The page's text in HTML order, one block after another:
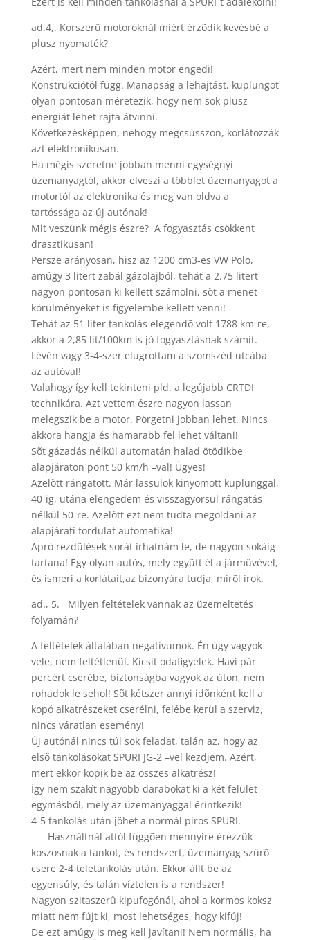
ad.4,. Korszerû motoroknál miért érzõdik kevésbé a
plusz nyomaték?
Azért, mert nem minden motor engedi!
Konstrukciótól függ. Manapság a lehajtást, kuplungot
olyan pontosan méretezik, hogy nem sok plusz
energiát lehet rajta átvinni.
Következésképpen, nehogy megcsússzon, korlátozzák
azt elektronikusan.
Ha mégis szeretne jobban menni egységnyi
üzemanyagtól, akkor elveszi a többlet üzemanyagot a
motortól az elektronika és meg van oldva a
tartóssága az új autónak!
Mit veszünk mégis észre? A fogyasztás csökkent
drasztikusan!
Persze arányosan, hisz az 1200 cm3-es VW Polo,
amúgy 3 litert zabál gázolajból, tehát a 2.75 litert
nagyon pontosan ki kellett számolni, sõt a menet
körülményeket is figyelembe kellett venni!
Tehát az 51 liter tankolás elegendõ volt 1788 km-re,
akkor a 2,85 lit/100km is jó fogyasztásnak számít.
Lévén vagy 3-4-szer elugrottam a szomszéd utcába
az autóval!
Valahogy így kell tekinteni pld. a legújabb CRTDI
technikára. Azt vettem észre nagyon lassan
melegszik be a motor. Pörgetni jobban lehet. Nincs
akkora hangja és hamarabb fel lehet váltani!
Sõt gázadás nélkül automatán halad ötödikbe
alapjáraton pont 50 km/h –val! Ügyes!
Azelõtt rángatott. Már lassulok kinyomott kuplunggal,
40-ig, utána elengedem és visszagyorsul rángatás
nélkül 50-re. Azelõtt ezt nem tudta megoldani az
alapjárati fordulat automatika!
Apró rezdülések sorát írhatnám le, de nagyon sokáig
tartana! Egy olyan autós, mely együtt él a jármûvével,
és ismeri a korlátait,az bizonyára tudja, mirõl írok.
ad., 5. Milyen feltételek vannak az üzemeltetés
folyamán?
A feltételek általában negatívumok. Én úgy vagyok
vele, nem feltétlenül. Kicsit odafigyelek. Havi pár
percért cserébe, biztonságba vagyok az úton, nem
rohadok le sehol! Sõt kétszer annyi idõnként kell a
kopó alkatrészeket cserélni, felébe kerül a szerviz,
nincs váratlan esemény!
Új autónál nincs túl sok feladat, talán az, hogy az
elsõ tankolásokat SPURI JG-2 –vel kezdjem. Azért,
mert ekkor kopik be az összes alkatrész!
Így nem szakít nagyobb darabokat ki a két felület
egymásból, mely az üzemanyaggal érintkezik!
4-5 tankolás után jöhet a normál piros SPURI.
Használtnál attól függõen mennyire érezzük
koszosnak a tankot, és rendszert, üzemanyag szûrõ
csere 2-4 teletankolás után. Ekkor állt be az
egyensúly, és talán víztelen is a rendszer!
Nagyon szitaszerû kipufogónál, ahol a kormos koksz
miatt nem fújt ki, most lehetséges, hogy kifúj!
De ezt amúgy is meg kell javítani! Nem normális, ha